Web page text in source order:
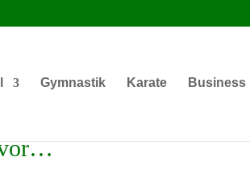
Gymnastik Karate Business
vor…